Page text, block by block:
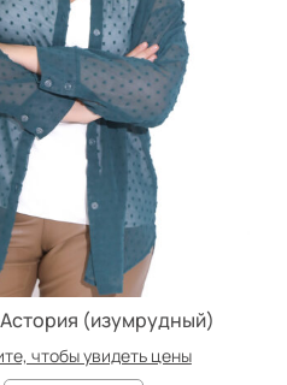
(изумрудный)
чтобы увидеть цены